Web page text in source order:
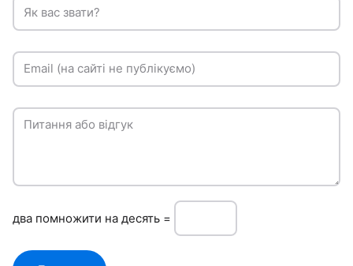
Як вас звати?
Email (на сайті не публікуємо)
Питання або відгук
двa пoмнoжити нa десять =